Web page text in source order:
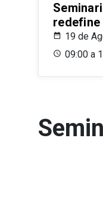
redefine
19 de
09:00 a